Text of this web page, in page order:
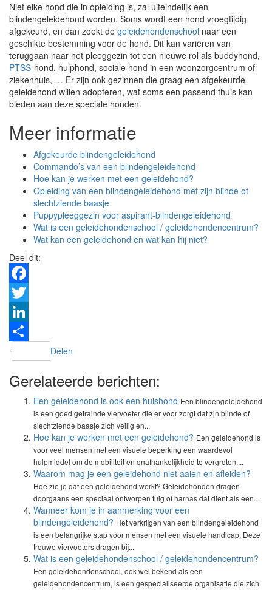
Niet elke hond die in opleiding is, zal uiteindelijk een
blindengeleidehond worden. Soms wordt een hond vroegtijdig
afgekeurd, en dan zoekt de geleidehondenschool naar een
geschikte bestemming voor de hond. Dit kan variëren van
teruggaan naar het pleeggezin tot een nieuwe rol als buddyhond,
PTSS-hond, hulphond, sociale hond in een woonzorgcentrum of
ziekenhuis, … Er zijn ook gezinnen die graag een afgekeurde
geleidehond willen adopteren, wat soms een passend thuis kan
bieden aan deze speciale honden.
Meer informatie
Afgekeurde blindengeleidehond
Commando’s van een blindengeleidehond
Hoe kan je werken met een geleidehond?
Opleiding van een blindengeleidehond met zijn blinde of
slechtziende baasje
Puppypleeggezin voor aspirant-blindengeleidehond
Wat is een geleidehondenschool / geleidehondencentrum?
Wat kan een geleidehond en wat kan hij niet?
Deel dit:
Facebook
Twitter
LinkedIn
Delen
Gerelateerde berichten:
Een geleidehond is ook een huishond Een blindengeleidehond
is een goed getrainde viervoeter die er voor zorgt dat zjn blinde of
slechtziende baasje zich veilig en...
Hoe kan je werken met een geleidehond? Een geleidehond is
voor veel mensen met een visuele beperking een waardevol
hulpmiddel om de mobiliteit en onafhankelijkheid te vergroten....
Waarom mag je een geleidehond niet aaien en afleiden?
Hoe zie je dat een geleidehond werkt? Geleidehonden dragen
doorgaans een speciaal ontworpen tuig of harnas dat dient als een...
Wanneer kom je in aanmerking voor een
blindengeleidehond? Het verkrijgen van een blindengeleidehond
is een belangrijke stap voor mensen met een visuele handicap. Deze
trouwe viervoeters dragen bij...
Wat is een geleidehondenschool / geleidehondencentrum?
Een geleidehondenschool, ook wel bekend als een
geleidehondencentrum, is een gespecialiseerde organisatie die zich